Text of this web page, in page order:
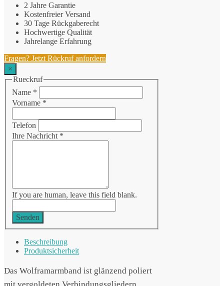
2 Jahre Garantie
Kostenfreier Versand
30 Tage Rückgaberecht
Hochwertige Qualität
Jahrelange Erfahrung
Fragen? Jetzt Rückruf anfordern
×
Rueckruf
Name *
Vorname *
Telefon
Ihre Nachricht *
If you are human, leave this field blank.
Senden
Beschreibung
Produktsicherheit
Das Wolframarmband ist glänzend poliert